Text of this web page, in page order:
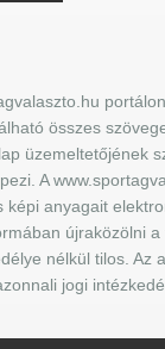
összes
üzemeltetőjének
A
képi anyagait
újraközölni a
nélkül tilos. Az
jogi